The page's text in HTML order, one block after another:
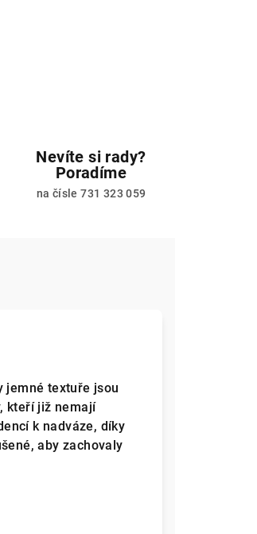
Nevíte si rady?
Poradíme
na čísle 731 323 059
jemné textuře jsou
kteří již nemají
k nadváze, díky
aby zachovaly